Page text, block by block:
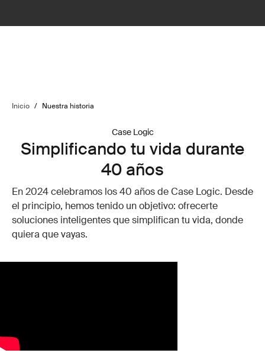
Inicio / Nuestra historia
Case Logic
Simplificando tu vida durante
40 años
En 2024 celebramos los 40 años de Case Logic. Desde
el principio, hemos tenido un objetivo: ofrecerte
soluciones inteligentes que simplifican tu vida, donde
quiera que vayas.